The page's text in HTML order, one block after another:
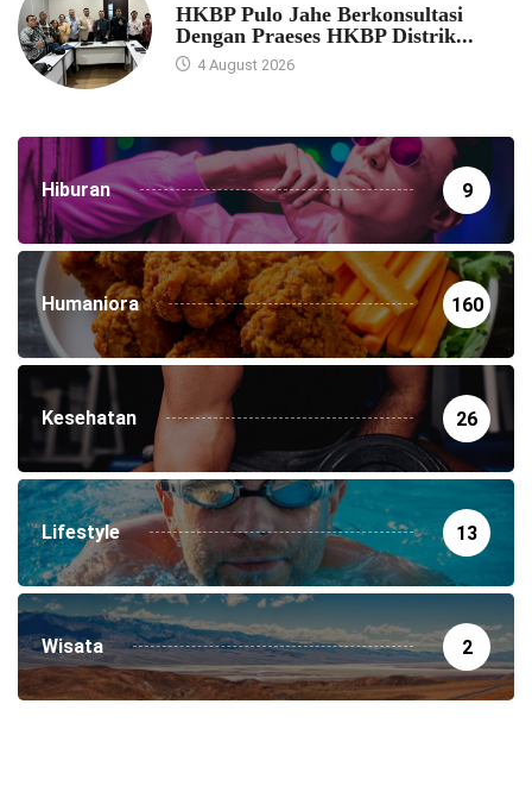
HKBP Pulo Jahe Berkonsultasi
Dengan Praeses HKBP Distrik...
4 August 2026
Hiburan 9
Humaniora 160
Kesehatan 26
Lifestyle 13
Wisata 2